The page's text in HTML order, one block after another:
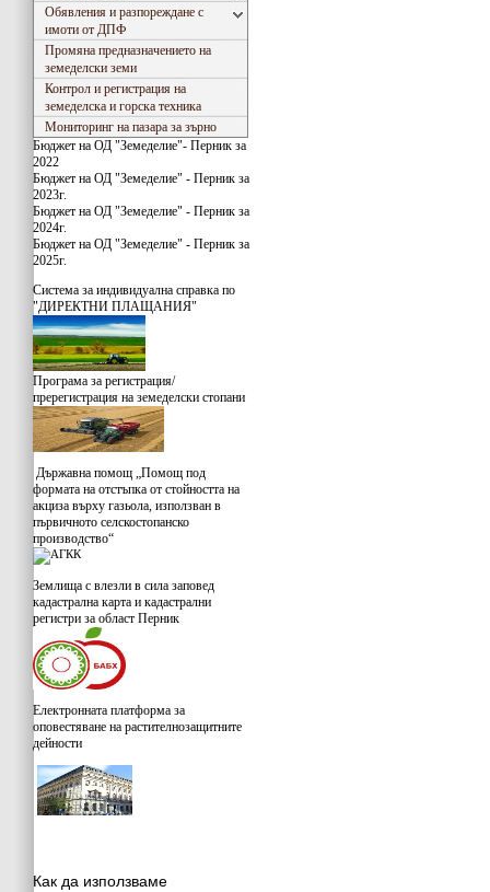
Обявления и разпореждане с
имоти от ДПФ
Промяна предназначението на
земеделски земи
Контрол и регистрация на
земеделска и горска техника
Мониторинг на пазара за зърно
Бюджет на ОД "Земеделие"- Перник за
2022
Бюджет на ОД "Земеделие" - Перник за
2023г.
Бюджет на ОД "Земеделие" - Перник за
2024г.
Бюджет на ОД "Земеделие" - Перник за
2025г.
Система за индивидуaлна справка по
"ДИРЕКТНИ ПЛАЩАНИЯ"
Програма за регистрация/
пререгистрация на земеделски стопани
Държавна помощ „Помощ под
формата на отстъпка от стойността на
акциза върху газьола, използван в
първичното селскостопанско
производство“
Землища с влезли в сила заповед
кадастрална карта и кадастрални
регистри за област Перник
Електронната платформа за
оповестяване на растителнозащитните
дейности
Как да използваме